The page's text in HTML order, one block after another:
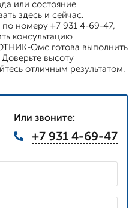
или состояние
здесь и сейчас.
номеру +7 931 4-69-47,
консультацию
Омс готова выполнить
высоту
отличным результатом.
Или звоните:
+7 931 4-69-47